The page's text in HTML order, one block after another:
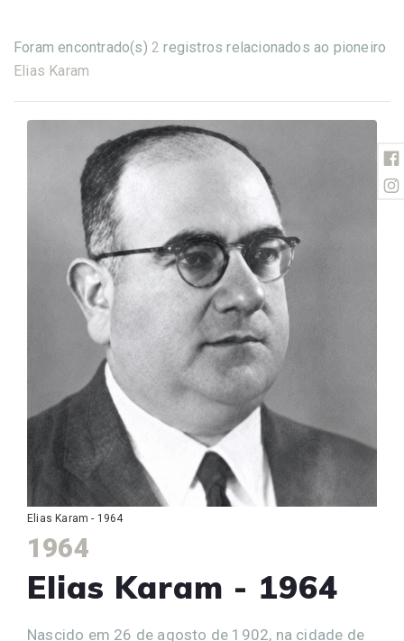
Foram encontrado(s) 2 registros relacionados ao pioneiro
Elias Karam
Elias Karam - 1964
1964
Elias Karam - 1964
Nascido em 26 de agosto de 1902, na cidade de